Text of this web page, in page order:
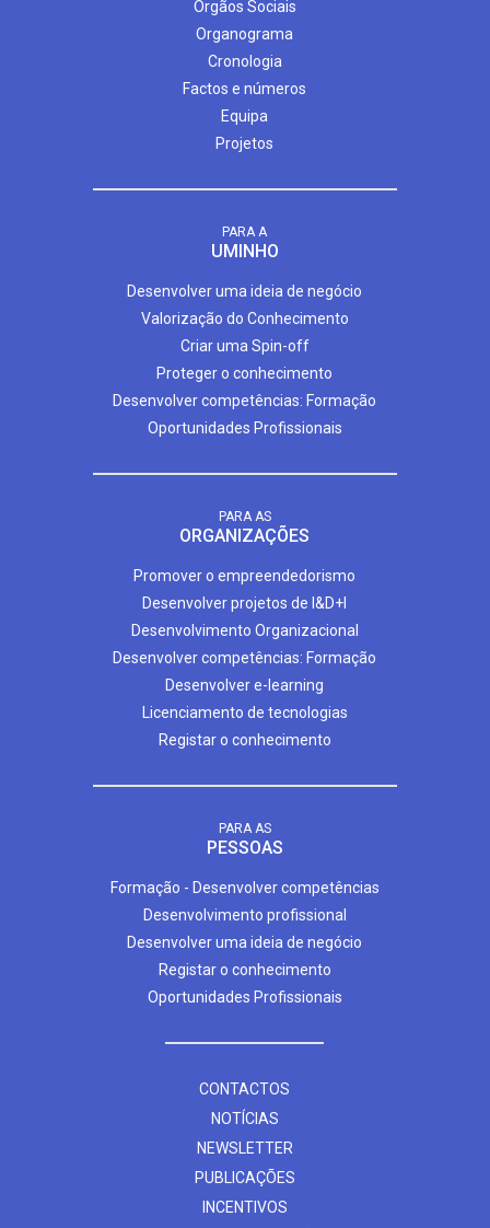
Órgãos Sociais
Organograma
Cronologia
Factos e números
Equipa
Projetos
PARA A
UMINHO
Desenvolver uma ideia de negócio
Valorização do Conhecimento
Criar uma Spin-off
Proteger o conhecimento
Desenvolver competências: Formação
Oportunidades Profissionais
PARA AS
ORGANIZAÇÕES
Promover o empreendedorismo
Desenvolver projetos de I&D+I
Desenvolvimento Organizacional
Desenvolver competências: Formação
Desenvolver e-learning
Licenciamento de tecnologias
Registar o conhecimento
PARA AS
PESSOAS
Formação - Desenvolver competências
Desenvolvimento profissional
Desenvolver uma ideia de negócio
Registar o conhecimento
Oportunidades Profissionais
CONTACTOS
NOTÍCIAS
NEWSLETTER
PUBLICAÇÕES
INCENTIVOS